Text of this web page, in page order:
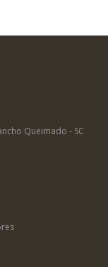
Queimado - SC